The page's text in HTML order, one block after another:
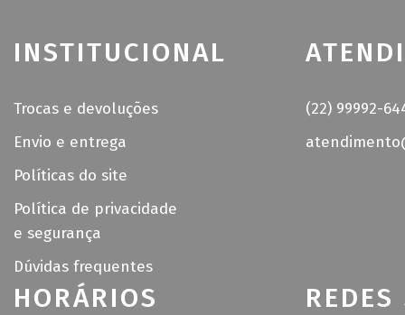
INSTITUCIONAL
Trocas e devoluções
Envio e entrega
Políticas do site
Política de privacidade
e segurança
Dúvidas frequentes
(22) 99992-
HORÁRIOS